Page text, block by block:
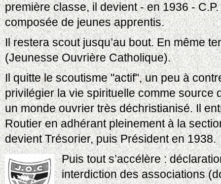
première classe, il devient - en 1936 -
composée de jeunes apprentis.
Il restera scout jusqu’au bout. En même
(Jeunesse Ouvrière Catholique).
Il quitte le scoutisme "actif", un peu à
privilégier la vie spirituelle comme source
un monde ouvrier très déchristianisé. Il
Routier en adhérant pleinement à la
devient Trésorier, puis Président en 1938.
Puis tout s’accélère :
interdiction des associations